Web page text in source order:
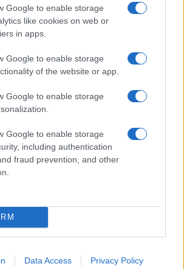
Google to enable storage
like cookies on web or
in apps.
Google to enable storage
of the website or app.
Google to enable storage
Google to enable storage
including authentication
fraud prevention, and other
Data Access Privacy Policy
των Ποντίων
Ο άνθρωπος που είχε στόχο
την ιστορία και τη λαογραφία